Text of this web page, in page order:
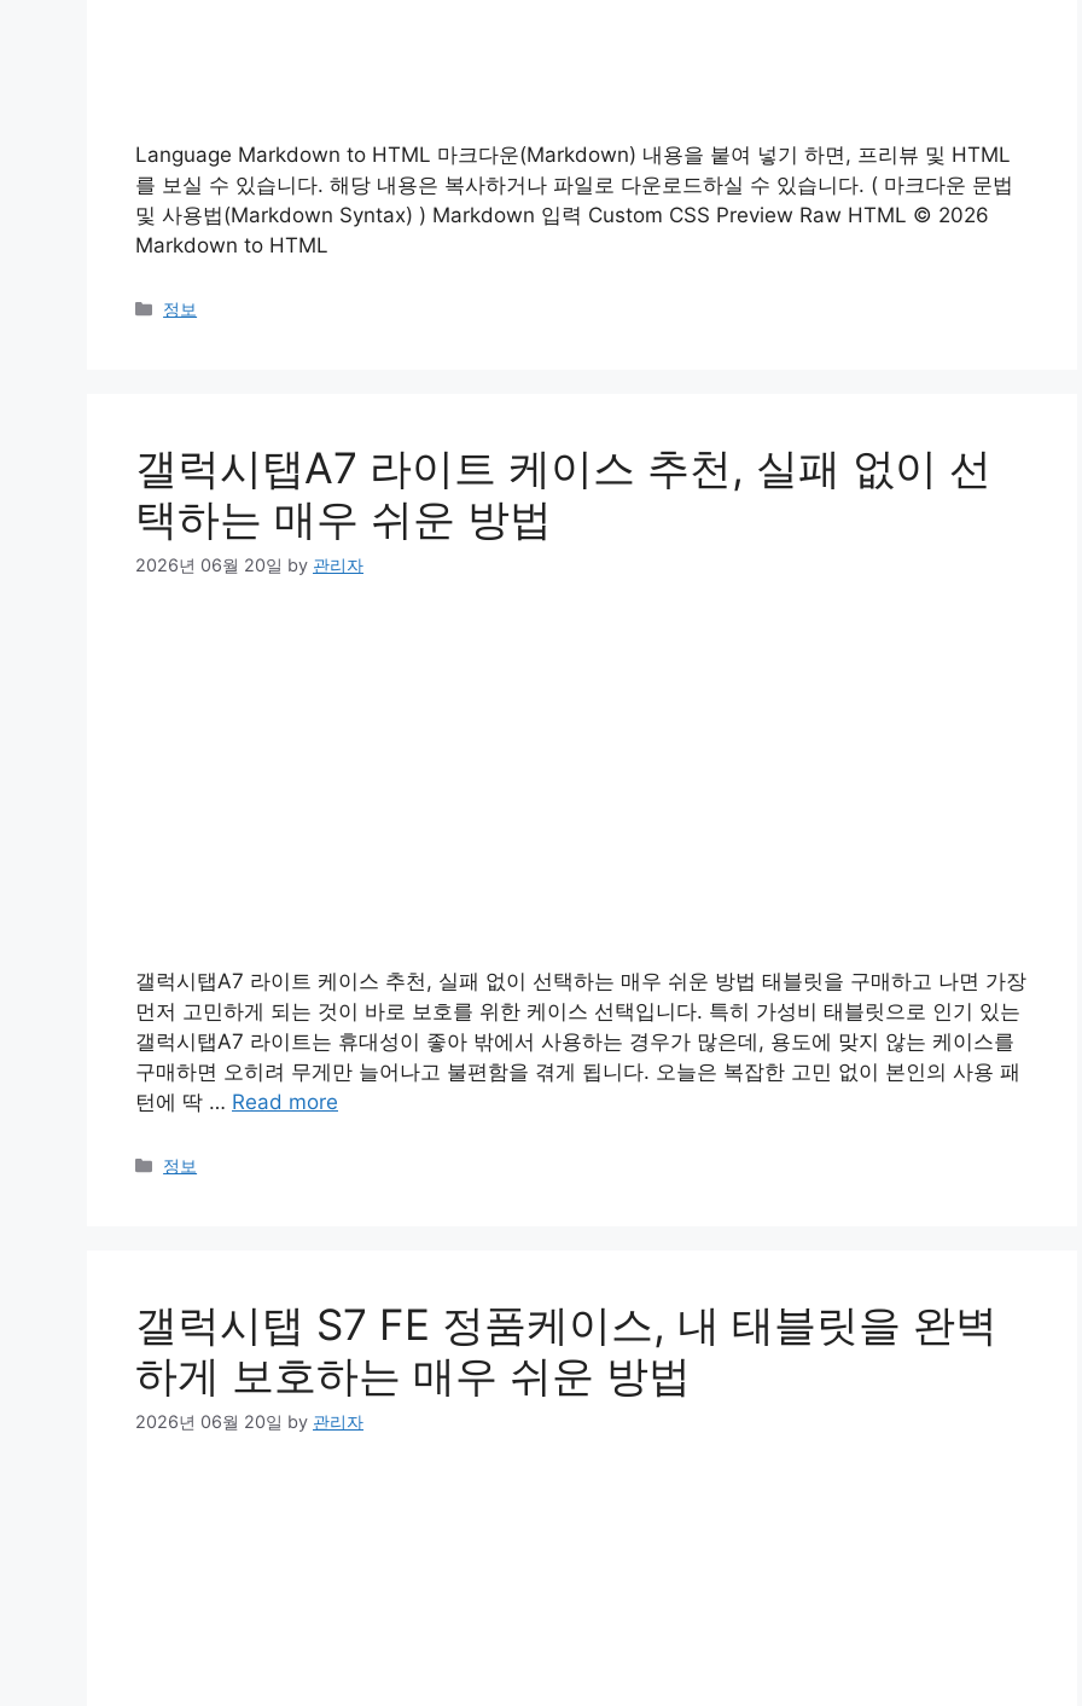
Language Markdown to HTML 마크다운(Markdown) 내용을 붙여 넣기 하면, 프리뷰 및 HTML
를 보실 수 있습니다. 해당 내용은 복사하거나 파일로 다운로드하실 수 있습니다. ( 마크다운 문법
및 사용법(Markdown Syntax) ) Markdown 입력 Custom CSS Preview Raw HTML © 2026
Markdown to HTML
Categories
정보
갤럭시탭A7 라이트 케이스 추천, 실패 없이 선
택하는 매우 쉬운 방법
2026년 06월 20일 by 관리자
갤럭시탭A7 라이트 케이스 추천, 실패 없이 선택하는 매우 쉬운 방법 태블릿을 구매하고 나면 가장
먼저 고민하게 되는 것이 바로 보호를 위한 케이스 선택입니다. 특히 가성비 태블릿으로 인기 있는
갤럭시탭A7 라이트는 휴대성이 좋아 밖에서 사용하는 경우가 많은데, 용도에 맞지 않는 케이스를
구매하면 오히려 무게만 늘어나고 불편함을 겪게 됩니다. 오늘은 복잡한 고민 없이 본인의 사용 패
턴에 딱 … Read more
Categories
정보
갤럭시탭 S7 FE 정품케이스, 내 태블릿을 완벽
하게 보호하는 매우 쉬운 방법
2026년 06월 20일 by 관리자